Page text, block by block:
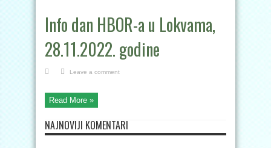
Info dan HBOR-a u Lokvama,
28.11.2022. godine
Leave a comment
Read More »
NAJNOVIJI KOMENTARI